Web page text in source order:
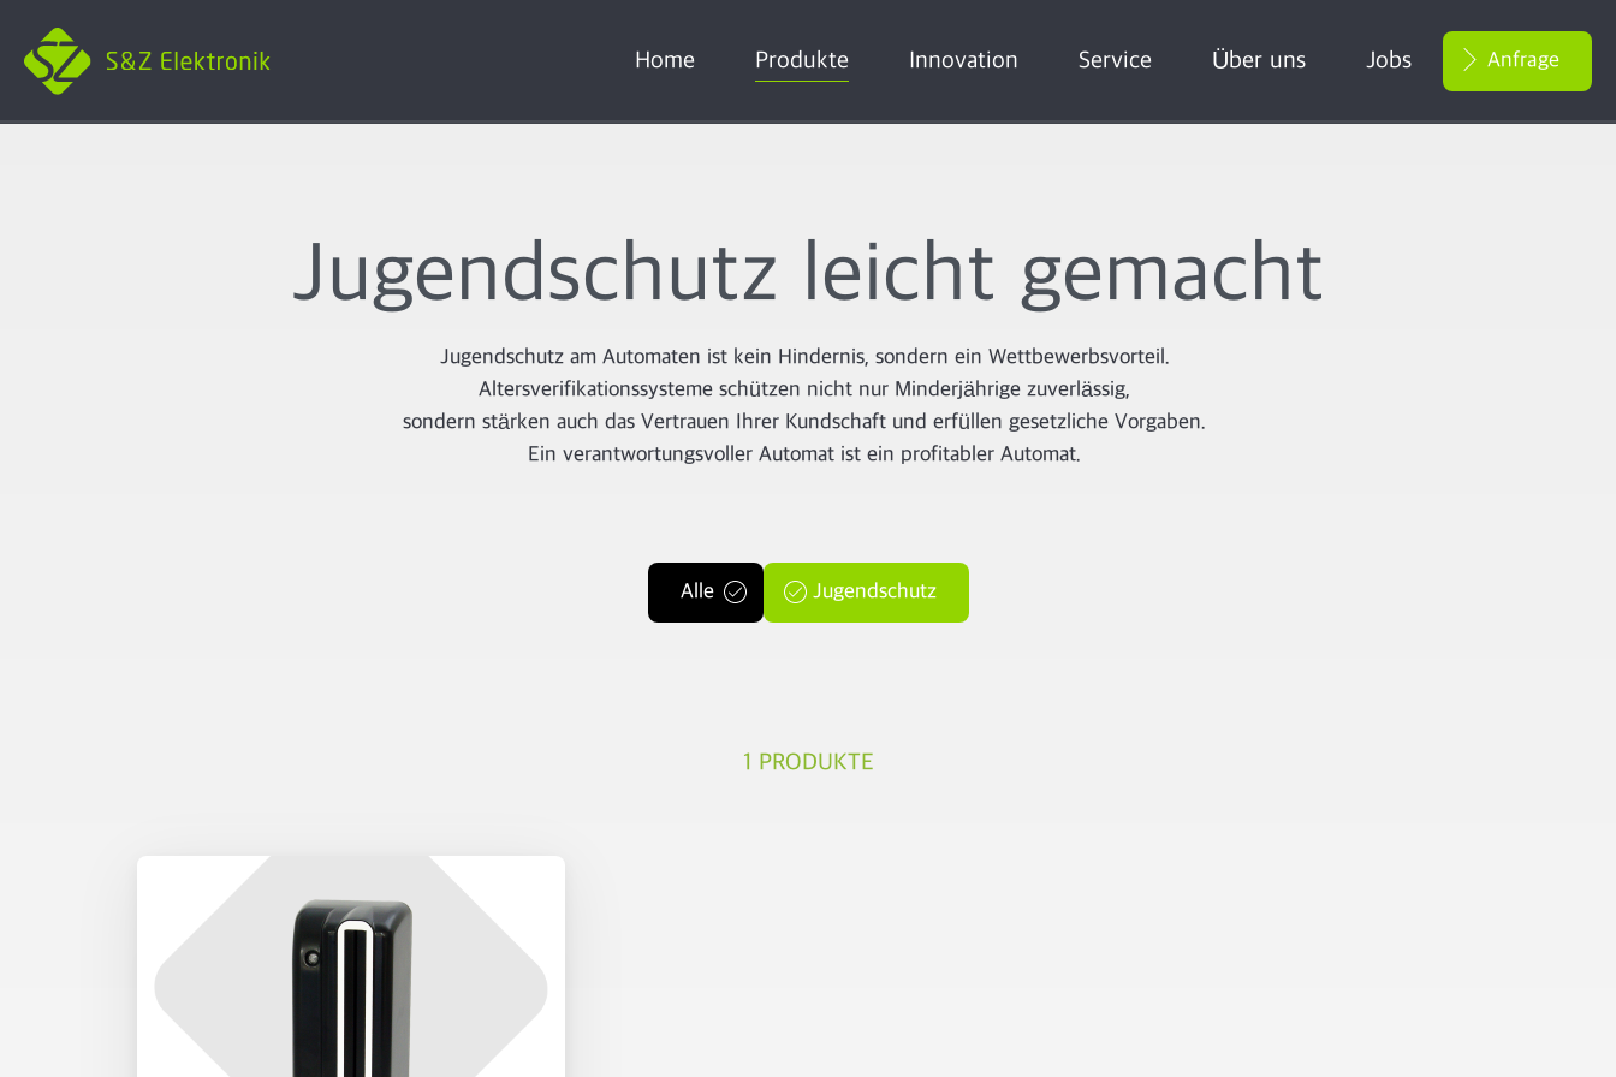
Home Produkte Innovation Service Über uns Jobs Anfrage
Jugendschutz leicht gemacht
Jugendschutz am Automaten ist kein Hindernis, sondern ein Wettbewerbsvorteil.
Altersverifikationssysteme schützen nicht nur Minderjährige zuverlässig,
sondern stärken auch das Vertrauen Ihrer Kundschaft und erfüllen gesetzliche Vorgaben.
Ein verantwortungsvoller Automat ist ein profitabler Automat.
Alle Jugendschutz
1 PRODUKTE